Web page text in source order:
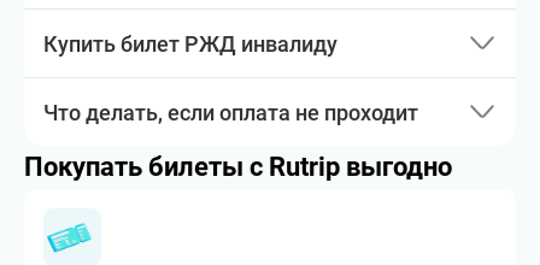
Купить билет РЖД инвалиду
Что делать, если оплата не проходит
Покупать билеты с Rutrip выгодно